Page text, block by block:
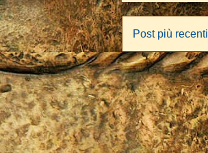
Post più recenti